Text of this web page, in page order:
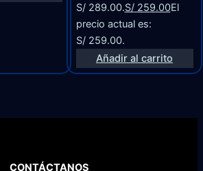
S/ 289.00.S/259.00El
precio actual es:
S/ 259.00.
Añadir al carrito
CONTÁCTANOS